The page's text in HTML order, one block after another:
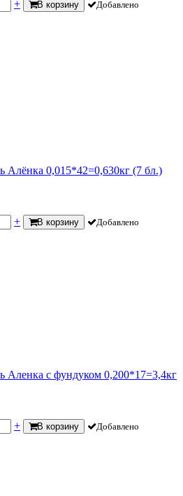
+ В корзину Добавлено
Алёнка 0,015*42=0,630кг (7 бл.)
+ В корзину Добавлено
Аленка с фундуком 0,200*17=3,4кг
+ В корзину Добавлено